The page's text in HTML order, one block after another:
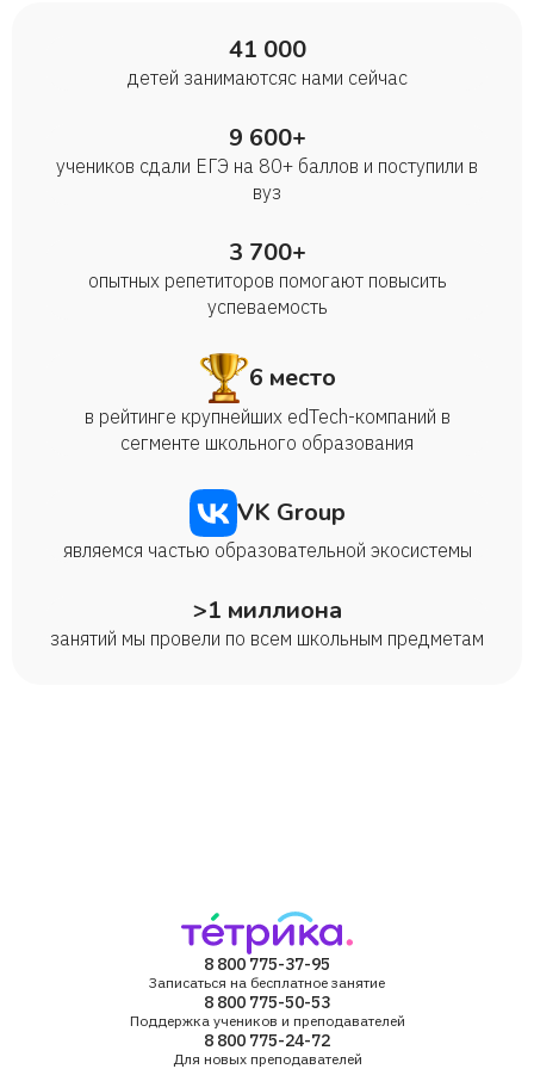
41 000
детей занимаются с нами сейчас
9 600+
учеников сдали ЕГЭ на 80+ баллов и поступили в
вуз
3 700+
опытных репетиторов помогают повысить
успеваемость
6 место
в рейтинге крупнейших edTech-компаний в
сегменте школьного образования
VK Group
являемся частью образовательной экосистемы
>1 миллиона
занятий мы провели по всем школьным предметам
8 800 775-37-95
Записаться на бесплатное занятие
8 800 775-50-53
Поддержка учеников и преподавателей
8 800 775-24-72
Для новых преподавателей